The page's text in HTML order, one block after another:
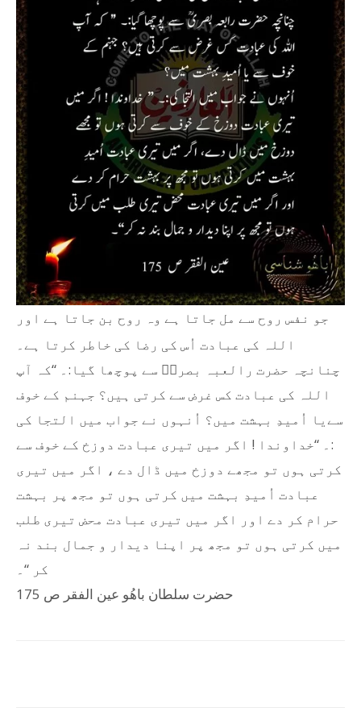
جو نفس روح سے مل جاتا ہے وہ روح بن جاتا ہے اور
اللہ کی عبادت اُس کی رضا کی خاطر کرتا ہے۔
چنانچہ حضرت رالعبہ بصریؒ سے پوچھا گیا:۔ “کہ آپ
اللہ کی عبادت کس غرض سے کرتی ہیں؟ جہنم کے خوف
سےیا اُمیدِ بہشت میں؟ اُنہوں نے جواب میں التجا کی
:۔ “خداوندا ! اگر میں تیری عبادت دوزخ کے خوف سے
کرتی ہوں تو مجھے دوزخ میں ڈال دے ، اگر میں تیری
عبادت اُمیدِ بہشت میں کرتی ہوں تو مجھ پر بہشت
حرام کر دے اور اگر میں تیری عبادت محض تیری طلب
میں کرتی ہوں تو مجھ پر اپنا دیدار و جمال بند نہ
کر “۔
حضرت سلطان باھُو عین الفقر ص 175